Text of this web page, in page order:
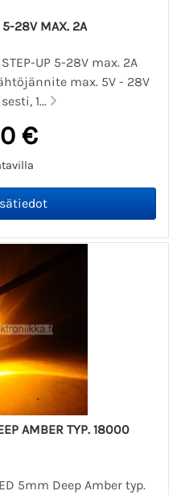
28V MAX. 2A
UP 5-28V max. 2A
max. 5V - 28V
1...
€
AMBER TYP. 18000
5mm Deep Amber typ.